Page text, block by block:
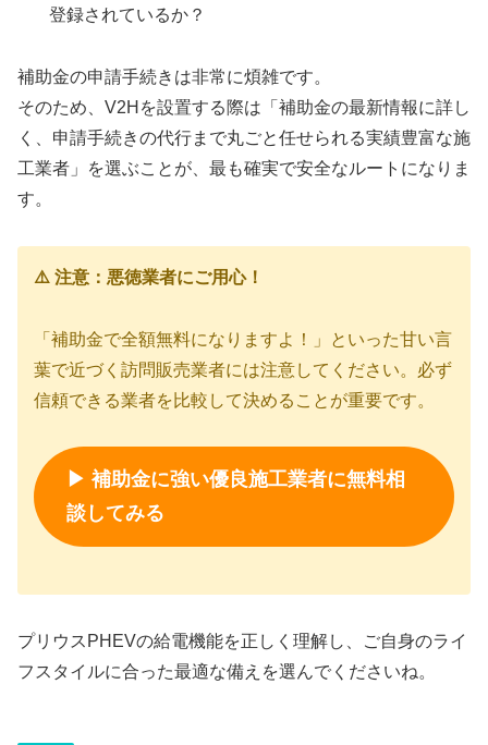
登録されているか？
補助金の申請手続きは非常に煩雑です。
そのため、V2Hを設置する際は「補助金の最新情報に詳し
く、申請手続きの代行まで丸ごと任せられる実績豊富な施
工業者」を選ぶことが、最も確実で安全なルートになりま
す。
⚠️ 注意：悪徳業者にご用心！
「補助金で全額無料になりますよ！」といった甘い言
葉で近づく訪問販売業者には注意してください。必ず
信頼できる業者を比較して決めることが重要です。
▶ 補助金に強い優良施工業者に無料相
談してみる
プリウスPHEVの給電機能を正しく理解し、ご自身のライ
フスタイルに合った最適な備えを選んでくださいね。